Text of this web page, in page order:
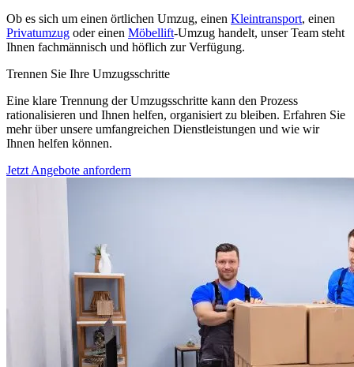
Ob es sich um einen örtlichen Umzug, einen Kleintransport, einen
Privatumzug oder einen Möbellift-Umzug handelt, unser Team steht
Ihnen fachmännisch und höflich zur Verfügung.
Trennen Sie Ihre Umzugsschritte
Eine klare Trennung der Umzugsschritte kann den Prozess
rationalisieren und Ihnen helfen, organisiert zu bleiben. Erfahren Sie
mehr über unsere umfangreichen Dienstleistungen und wie wir
Ihnen helfen können.
Jetzt Angebote anfordern